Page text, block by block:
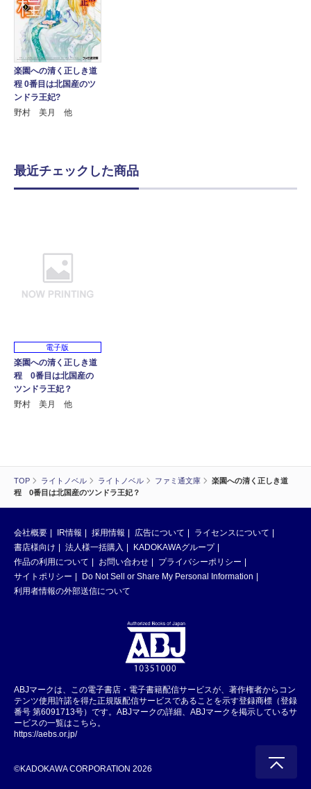
TOP ライトノベル ライトノベル ファミ通文庫
楽園への清く正しき道
程 0番目は北国産のツンドラ王妃？
楽園への清く正しき道
程 0番目は北国産のツ
ンドラ王妃?
野村 美月 他
最近チェックした商品
電子版
楽園への清く正しき道
程 0番目は北国産の
ツンドラ王妃？
野村 美月 他
会社概要 IR情報 採用情報 広告について
ライセンスについて
書店様向け
法人様一括購入
KADOKAWAグループ
作品の利用について
お問い合わせ
プライバシーポリシー
サイトポリシー
Do Not Sell or Share My Personal Information
利用者情報の外部送信について
ABJマークは、この電子書店・電子書籍配信サービスが、著作権者からコン
テンツ使用許諾を得た正規版配信サービスであることを示す登録商標（登録
番号 第6091713号）です。ABJマークの詳細、ABJマークを掲示しているサ
ービスの一覧はこちら。
https://aebs.or.jp/
©KADOKAWA CORPORATION 2026